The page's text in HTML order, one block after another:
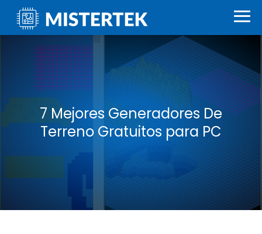
7 Mejores Generadores De
Terreno Gratuitos para PC